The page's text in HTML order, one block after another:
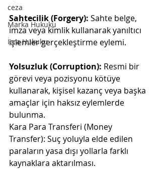
ceza
Marka Hukuku
İcra Hukuku
Sahtecilik (Forgery): Sahte belge,
imza veya kimlik kullanarak yanıltıcı
işlemler gerçekleştirme eylemi.
Yolsuzluk (Corruption): Resmi bir
görevi veya pozisyonu kötüye
kullanarak, kişisel kazanç veya başka
amaçlar için haksız eylemlerde
bulunma.
Kara Para Transferi (Money
Transfer): Suç yoluyla elde edilen
paraların yasa dışı yollarla farklı
kaynaklara aktarılması.